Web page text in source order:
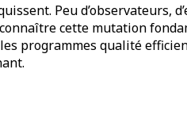
Peu d’observateurs,
cette mutation
programmes qualité